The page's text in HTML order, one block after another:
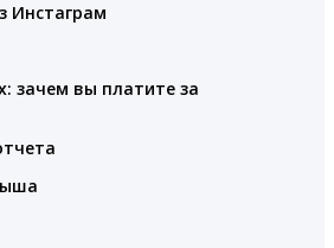
Инстаграм
зачем вы платите за